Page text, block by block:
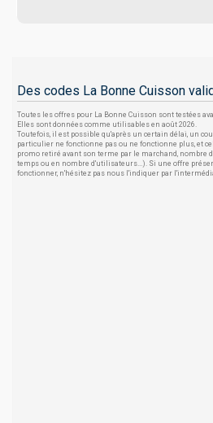
Des codes La Bonne Cuisson
Toutes les offres pour La Bonne Cuisson sont testées
Elles sont données comme utilisables en août 2026.
Toutefois, il est possible qu'après un certain délai, un
particulier ne fonctionne pas ou ne fonctionne plus, et
promo retiré avant son terme par le marchand, nombre
temps ou en nombre d'utilisateurs...). Si une offre
fonctionner, n'hésitez pas nous l'indiquer par